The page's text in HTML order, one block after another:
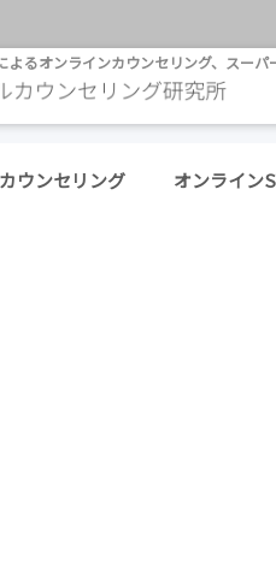
よるオンラインカウンセリング、スーパ
ウンセリング オンライン